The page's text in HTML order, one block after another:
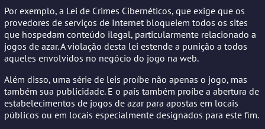
Por exemplo, a Lei de Crimes Cibernéticos, que exige que os
provedores de serviços de Internet bloqueiem todos os sites
que hospedam conteúdo ilegal, particularmente relacionado a
jogos de azar. A violação desta lei estende a punição a todos
aqueles envolvidos no negócio do jogo na web.
Além disso, uma série de leis proíbe não apenas o jogo, mas
também sua publicidade. E o país também proíbe a abertura de
estabelecimentos de jogos de azar para apostas em locais
públicos ou em locais especialmente designados para este fim.